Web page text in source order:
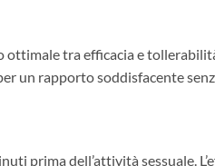
tra efficacia e
un rapporto soddisfacente
prima dell’attività sessuale.